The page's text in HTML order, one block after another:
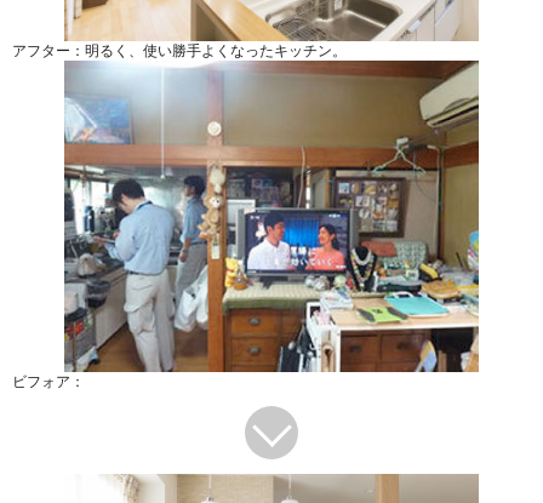
アフター：明るく、使い勝手よくなったキッチン。
ビフォア：